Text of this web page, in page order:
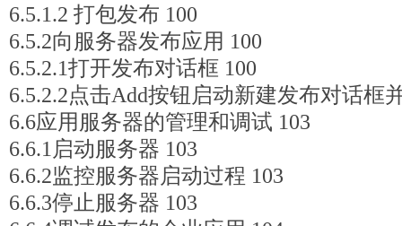
6.5.1.2 打包发布 100
6.5.2向服务器发布应用 100
6.5.2.1打开发布对话框 100
6.5.2.2点击Add按钮启动新建发布对话框
6.6应用服务器的管理和调试 103
6.6.1启动服务器 103
6.6.2监控服务器启动过程 103
6.6.3停止服务器 103